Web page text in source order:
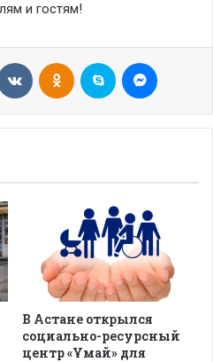
и гостям!
VKontakteOdnoklassniki
Skype
В Астане открылся
социально-ресурсный
центр «Ұмай» для